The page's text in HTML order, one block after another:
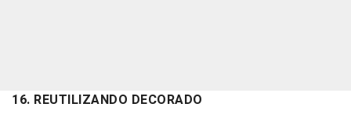
16. REUTILIZANDO DECORADO